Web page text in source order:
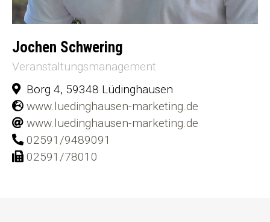
Jochen Schwering
Veranstaltungsmanagement
Borg 4, 59348 Lüdinghausen
www.luedinghausen-marketing.de
www.luedinghausen-marketing.de
02591/9489091
02591/78010